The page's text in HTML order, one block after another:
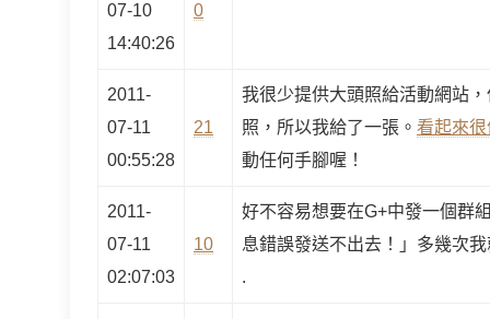
07-10
14:40:26
0
2011-
07-11
00:55:28
21
我很少提供大頭照給活動網站
照，所以我給了一張。 看起來
動任何手腳喔！
2011-
07-11
02:07:03
10
好不容易想要在G+中發一個群
息錯誤發送不出去！」多幾次
.